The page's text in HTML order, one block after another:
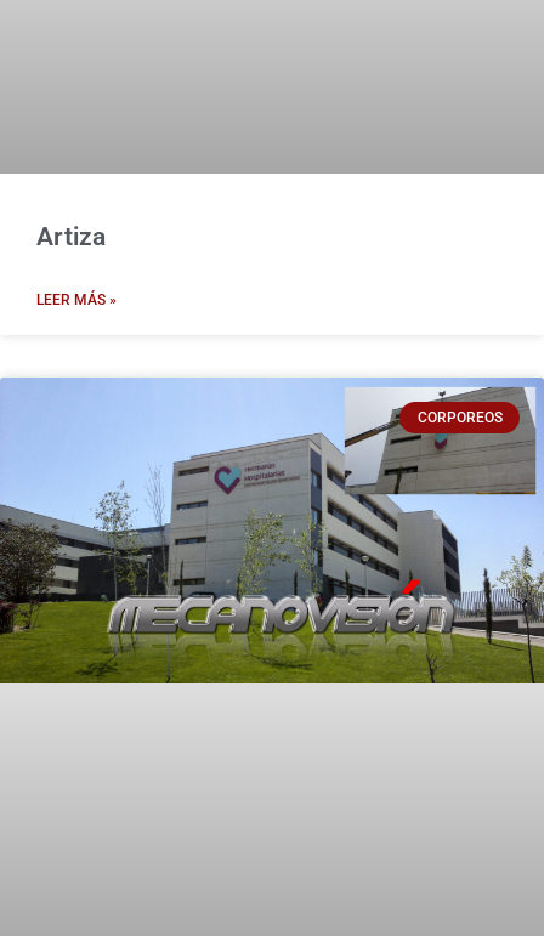
Artiza
LEER MÁS »
CORPOREOS